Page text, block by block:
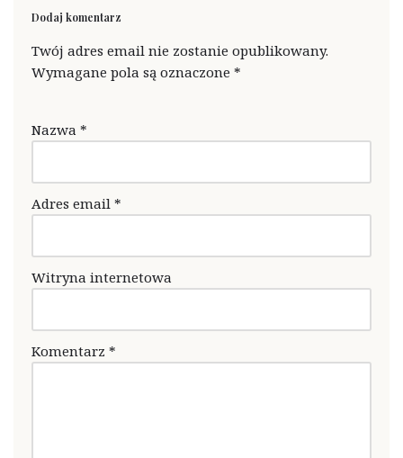
Dodaj komentarz
Twój adres email nie zostanie opublikowany.
Wymagane pola są oznaczone *
Nazwa *
Adres email *
Witryna internetowa
Komentarz *